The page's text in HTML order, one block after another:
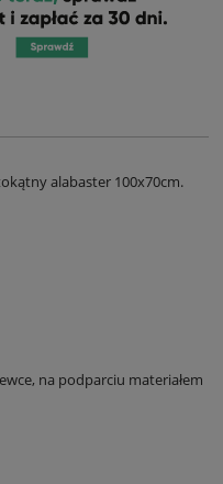
alabaster 100x70cm.
na podparciu materiałem